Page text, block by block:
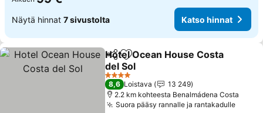
Näytä hinnat 7 sivustolta Katso hinnat
Jaa Lisää suosikkeihin
Hotel Ocean House Costa
del Sol
Katso hinnat
4 Tähtiluokitus
8,6 Loistava
13 249
2.2 km kohteesta Benalmádena Costa
Suora pääsy rannalle ja rantakadulleKatso